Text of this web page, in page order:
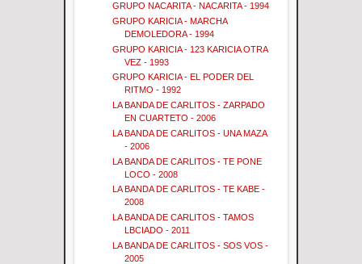
GRUPO NACARITA - NACARITA - 1994
GRUPO KARICIA - MARCHA
DEMOLEDORA - 1994
GRUPO KARICIA - 123 KARICIA OTRA
VEZ - 1993
GRUPO KARICIA - EL PODER DEL
RITMO - 1992
LA BANDA DE CARLITOS - ZARPADO
EN CUARTETO - 2006
LA BANDA DE CARLITOS - UNA MAZA
- 2006
LA BANDA DE CARLITOS - TE PONE
LOCO - 2008
LA BANDA DE CARLITOS - TE KABE -
2008
LA BANDA DE CARLITOS - TAMOS
LBCIADO - 2011
LA BANDA DE CARLITOS - SOS VOS -
2005